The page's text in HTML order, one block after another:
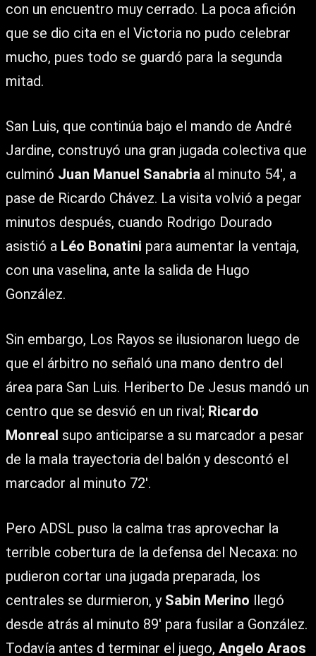
con un encuentro muy cerrado. La poca afición
que se dio cita en el Victoria no pudo celebrar
mucho, pues todo se guardó para la segunda
mitad.
San Luis, que continúa bajo el mando de André
Jardine, construyó una gran jugada colectiva que
culminó Juan Manuel Sanabria al minuto 54′, a
pase de Ricardo Chávez. La visita volvió a pegar
minutos después, cuando Rodrigo Dourado
asistió a Léo Bonatini para aumentar la ventaja,
con una vaselina, ante la salida de Hugo
González.
Sin embargo, Los Rayos se ilusionaron luego de
que el árbitro no señaló una mano dentro del
área para San Luis. Heriberto De Jesus mandó un
centro que se desvió en un rival; Ricardo
Monreal supo anticiparse a su marcador a pesar
de la mala trayectoria del balón y descontó el
marcador al minuto 72′.
Pero ADSL puso la calma tras aprovechar la
terrible cobertura de la defensa del Necaxa: no
pudieron cortar una jugada preparada, los
centrales se durmieron, y Sabin Merino llegó
desde atrás al minuto 89′ para fusilar a González.
Todavía antes d terminar el juego, Angelo Araos